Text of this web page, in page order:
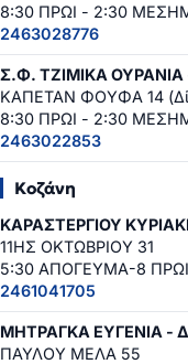
8:30 ΠΡΩΙ - 2:30
2463028776
Σ.Φ. ΤΖΙΜΙΚΑ ΟΥΡΑΝΙΑ
ΚΑΠΕΤΑΝ ΦΟΥΦΑ 14
8:30 ΠΡΩΙ - 2:30
2463022853
Κοζάνη
ΚΑΡΑΣΤΕΡΓΙΟΥ
11ΗΣ ΟΚΤΩΒΡΙΟΥ 31
5:30 ΑΠΟΓΕΥΜΑ-8
2461041705
ΜΗΤΡΑΓΚΑ ΕΥΓΕΝΙΑ -
ΠΑΥΛΟΥ ΜΕΛΑ 55